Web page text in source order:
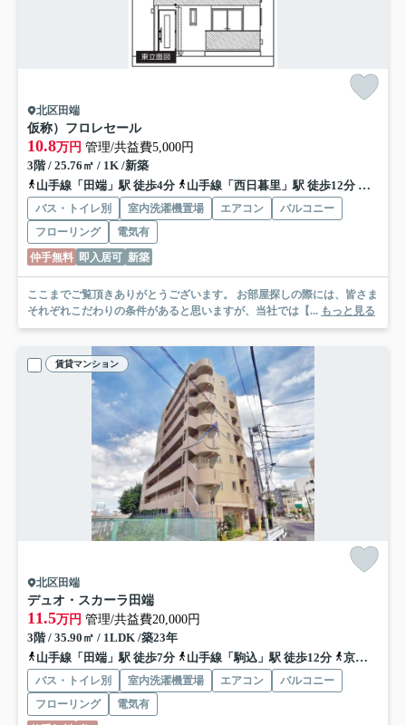
北区田端
仮称）フロレセール
10.8万円 管理/共益費5,000円
3階 / 25.76㎡ / 1K /新築
山手線「田端」駅 徒歩4分
山手線「西日暮里」駅 徒歩12分 日暮里
バス・トイレ別 室内洗濯機置場 エアコン
バルコニー
フローリング
電気有
仲手無料 即入居可 新築
ここまでご覧頂きありがとうございます。 お部屋探しの際には、皆さま
それぞれこだわりの条件があると思いますが、当社では【... もっと見る
賃貸マンション
北区田端
デュオ・スカーラ田端
11.5万円 管理/共益費20,000円
3階 / 35.90㎡ / 1LDK /築23年
山手線「田端」駅 徒歩7分
山手線「駒込」駅 徒歩12分 京浜東北線「上中里」駅 徒歩16分
バス・トイレ別 室内洗濯機置場 エアコン
バルコニー
フローリング
電気有